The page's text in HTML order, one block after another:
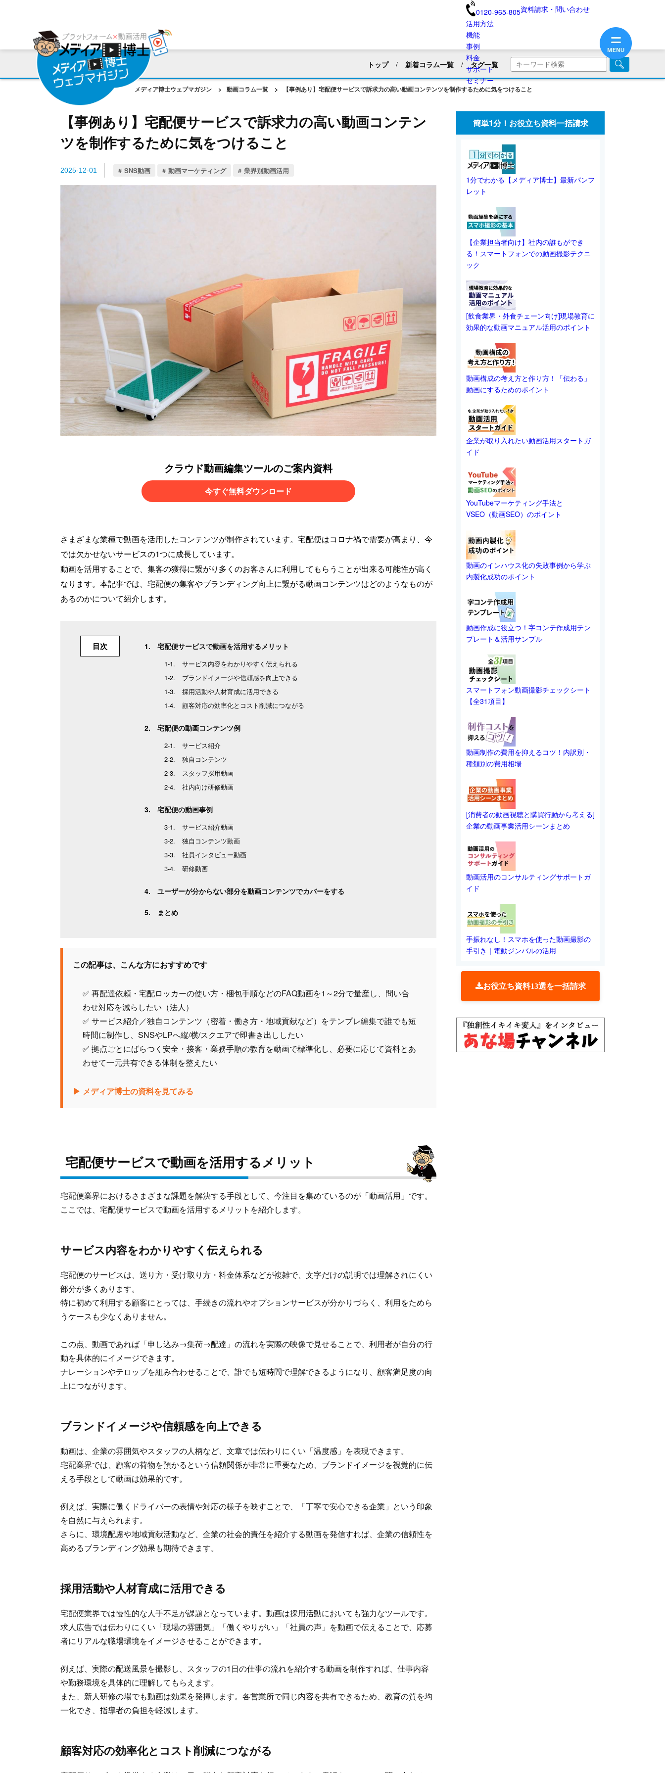
0120-965-805資料請求・問い合わせ
活用方法
機能
ットフォーム
編集ツール
事例
用会社様の声
ラットフォーム事例
料金
サポート
ンサルティング・サポート
役立ち資料
セミナー
トップ 新着コラム一覧 タグ一覧
すべて 採用活動
商品・サービス紹介
建築業界
化粧品・美容用品 ブランディング
医療業界
ホテル・旅館・民宿
保険業界・生命保険
新企画リリース 会員向け情報
動画制作のコツ
SNS動画
業界別動画活用
メディア博士ウェブマガジン > 動画コラム一覧 > 【事例あり】宅配便サービスで訴求力の高い動画コンテンツを制作するために気をつけること
【事例あり】宅配便サービスで訴求力の高い動画コンテン
ツを制作するために気をつけること
2025-12-01 SNS動画 動画マーケティング 業界別動画活用
クラウド動画編集ツールのご案内資料
今すぐ無料ダウンロード
さまざまな業種で動画を活用したコンテンツが制作されています。宅配便はコロナ禍で需要が高まり、今
では欠かせないサービスの1つに成長しています。
動画を活用することで、集客の獲得に繋がり多くのお客さんに利用してもらうことが出来る可能性が高く
なります。本記事では、宅配便の集客やブランディング向上に繋がる動画コンテンツはどのようなものが
あるのかについて紹介します。
目次 宅配便サービスで動画を活用するメリット
サービス内容をわかりやすく伝えられる
ブランドイメージや信頼感を向上できる
採用活動や人材育成に活用できる
顧客対応の効率化とコスト削減につながる
宅配便の動画コンテンツ例
サービス紹介
独自コンテンツ
スタッフ採用動画
社内向け研修動画
宅配便の動画事例
サービス紹介動画
独自コンテンツ動画
社員インタビュー動画
研修動画
ユーザーが分からない部分を動画コンテンツでカバーをする
まとめ
この記事は、こんな方におすすめです
✅ 再配達依頼・宅配ロッカーの使い方・梱包手順などのFAQ動画を1～2分で量産し、問い合
わせ対応を減らしたい（法人）
✅ サービス紹介／独自コンテンツ（密着・働き方・地域貢献など）をテンプレ編集で誰でも短
時間に制作し、SNSやLPへ縦/横/スクエアで即書き出ししたい
✅ 拠点ごとにばらつく安全・接客・業務手順の教育を動画で標準化し、必要に応じて資料とあ
わせて一元共有できる体制を整えたい
▶ メディア博士の資料を見てみる
宅配便サービスで動画を活用するメリット
宅配便業界におけるさまざまな課題を解決する手段として、今注目を集めているのが「動画活用」です。
ここでは、宅配便サービスで動画を活用するメリットを紹介します。
サービス内容をわかりやすく伝えられる
宅配便のサービスは、送り方・受け取り方・料金体系などが複雑で、文字だけの説明では理解されにくい
部分が多くあります。
特に初めて利用する顧客にとっては、手続きの流れやオプションサービスが分かりづらく、利用をためら
うケースも少なくありません。
この点、動画であれば「申し込み→集荷→配達」の流れを実際の映像で見せることで、利用者が自分の行
動を具体的にイメージできます。
ナレーションやテロップを組み合わせることで、誰でも短時間で理解できるようになり、顧客満足度の向
上につながります。
ブランドイメージや信頼感を向上できる
動画は、企業の雰囲気やスタッフの人柄など、文章では伝わりにくい「温度感」を表現できます。
宅配業界では、顧客の荷物を預かるという信頼関係が非常に重要なため、ブランドイメージを視覚的に伝
える手段として動画は効果的です。
例えば、実際に働くドライバーの表情や対応の様子を映すことで、「丁寧で安心できる企業」という印象
を自然に与えられます。
さらに、環境配慮や地域貢献活動など、企業の社会的責任を紹介する動画を発信すれば、企業の信頼性を
高めるブランディング効果も期待できます。
採用活動や人材育成に活用できる
宅配便業界では慢性的な人手不足が課題となっています。動画は採用活動においても強力なツールです。
求人広告では伝わりにくい「現場の雰囲気」「働くやりがい」「社員の声」を動画で伝えることで、応募
者にリアルな職場環境をイメージさせることができます。
例えば、実際の配送風景を撮影し、スタッフの1日の仕事の流れを紹介する動画を制作すれば、仕事内容
や勤務環境を具体的に理解してもらえます。
また、新人研修の場でも動画は効果を発揮します。各営業所で同じ内容を共有できるため、教育の質を均
一化でき、指導者の負担を軽減します。
顧客対応の効率化とコスト削減につながる
簡単1分！お役立ち資料一括請求
1分でわかる【メディア博士】最新パンフ
レット
【企業担当者向け】社内の誰もができ
る！スマートフォンでの動画撮影テクニ
ック
[飲食業界・外食チェーン向け]現場教育に
効果的な動画マニュアル活用のポイント
動画構成の考え方と作り方！「伝わる」
動画にするためのポイント
企業が取り入れたい動画活用スタートガ
イド
YouTubeマーケティング手法と
VSEO（動画SEO）のポイント
動画のインハウス化の失敗事例から学ぶ
内製化成功のポイント
動画作成に役立つ！字コンテ作成用テン
プレート＆活用サンプル
スマートフォン動画撮影チェックシート
【全31項目】
動画制作の費用を抑えるコツ！内訳別・
種類別の費用相場
[消費者の動画視聴と購買行動から考える]
企業の動画事業活用シーンまとめ
動画活用のコンサルティングサポートガ
イド
手振れなし！スマホを使った動画撮影の
手引き｜電動ジンバルの活用
お役立ち資料13選を一括請求